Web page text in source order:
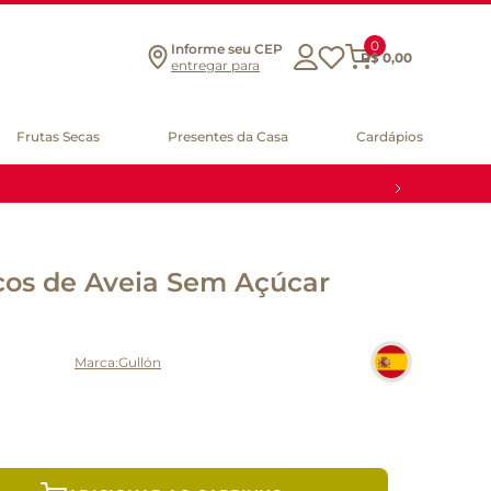
Informe seu CEP
entregar para
0
R$ 0,00
Frutas Secas Presentes da Casa Cardápios
de Aveia Sem Açúcar
Gullón